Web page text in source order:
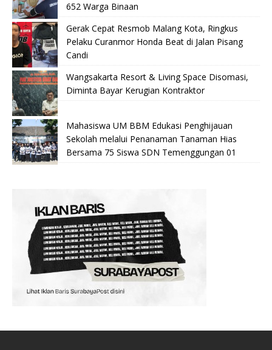
652 Warga Binaan
Gerak Cepat Resmob Malang Kota, Ringkus
Pelaku Curanmor Honda Beat di Jalan Pisang
Candi
Wangsakarta Resort & Living Space Disomasi,
Diminta Bayar Kerugian Kontraktor
Mahasiswa UM BBM Edukasi Penghijauan
Sekolah melalui Penanaman Tanaman Hias
Bersama 75 Siswa SDN Temenggungan 01